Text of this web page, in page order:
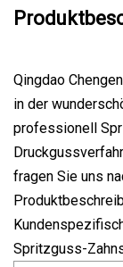
Qingdao
in der
professionell
fragen Sie uns
Spritzguss-